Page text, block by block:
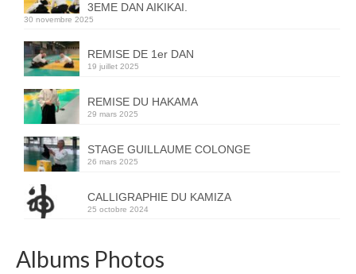
3EME DAN AIKIKAI.
30 novembre 2025
REMISE DE 1er DAN
19 juillet 2025
REMISE DU HAKAMA
29 mars 2025
STAGE GUILLAUME COLONGE
26 mars 2025
CALLIGRAPHIE DU KAMIZA
25 octobre 2024
Albums Photos